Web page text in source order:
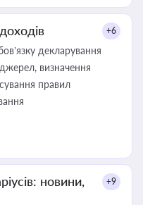
+6
декларування
визначення
правил
новини,
+9